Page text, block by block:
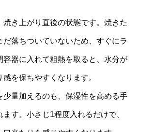
焼き上がり直後の状態です。焼きた
だ落ちついていないため、すぐにラ
容器に入れて粗熱を取ると、水分が
を保ちやすくなります。
少量加えるのも、保湿性を高める手
す。小さじ1程度入れるだけで、